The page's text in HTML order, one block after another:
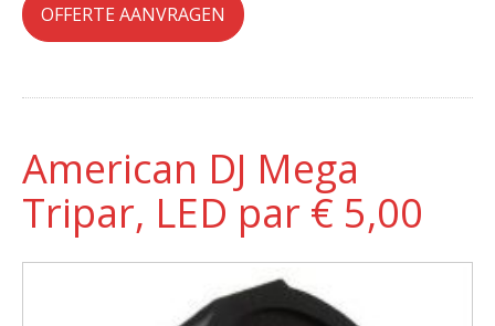
OFFERTE AANVRAGEN
American DJ Mega
Tripar, LED par € 5,00